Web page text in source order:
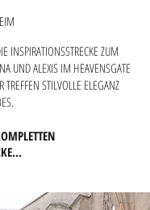
IM
INSPIRATIONSSTRECKE ZUM
UND ALEXIS IM HEAVENSGATE
STILVOLLE ELEGANZ